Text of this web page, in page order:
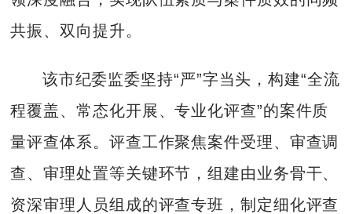
共振、双向提升。
该市纪委监委坚持“严”字当头，构建“全流
程覆盖、常态化开展、专业化评查”的案件质
量评查体系。评查工作聚焦案件受理、审查调
查、审理处置等关键环节，组建由业务骨干、
资深审理人员组成的评查专班，制定细化评查